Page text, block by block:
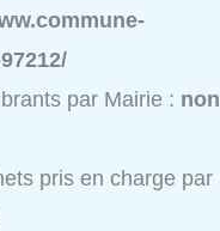
par Mairie : non
pris en charge par